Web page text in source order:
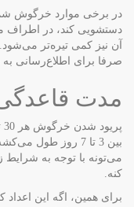
در برخی موارد خرگوش
دستشویی کند، در اطراف
آن نیز کمی تیره‌تر می‌شود.
صرفا برای اطلاع‌رسانی
مدت
بین 3 تا 7 روز
می‌تونه با توجه به
کنه.
برای همین، اگه این اعداد